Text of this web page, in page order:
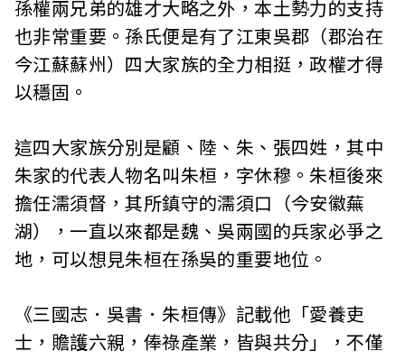
f
T
a
i
w
a
n
孫權兩兄弟的雄才大略之外，本土勢力的支持
也非常重要。孫氏便是有了江東吳郡（郡治在
今江蘇蘇州）四大家族的全力相挺，政權才得
以穩固。
這四大家族分別是顧、陸、朱、張四姓，其中
朱家的代表人物名叫朱桓，字休穆。朱桓後來
擔任濡須督，其所鎮守的濡須口（今安徽蕪
湖），一直以來都是魏、吳兩國的兵家必爭之
地，可以想見朱桓在孫吳的重要地位。
《三國志．吳書．朱桓傳》記載他「愛養吏
士，贍護六親，俸祿產業，皆與共分」，不僅